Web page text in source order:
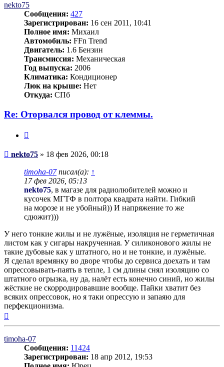
nekto75
Сообщения: 427
Зарегистрирован: 16 сен 2011, 10:41
Полное имя: Михаил
Автомобиль: FFn Trend
Двигатель: 1.6 Бензин
Трансмиссия: Механическая
Год выпуска: 2006
Климатика: Кондиционер
Люк на крыше: Нет
Откуда: СПб
Re: Оторвался провод от клеммы.
Сообщение
nekto75 » 18 фев 2026, 00:18
timoha-07писал(а): ↑
17 фев 2026, 05:13
nekto75, в магазе для радиолюбителей можно и
кусочек МГТФ в полтора квадрата найти. Гибкий
на морозе и не убойный)) И напряжение то же
сдюжит)))
У него тонкие жилы и не лужёные, изоляция не герметичная
листом как у сигары накрученная. У силиконового жилы не
такие дубовые как у штатного, но и не тонкие, и лужёные.
Я сделал времянку во дворе чтобы до сервиса доехать и там
опрессовывать-паять в тепле, 1 см длины снял изоляцию со
штатного огрызка, ну да, налёт есть конечно синий, но жилы
жёсткие не скорродировавшие вообще. Пайки хватит без
всяких опрессовок, но я таки опрессую и запаяю для
перфекционизма.
timoha-07
Сообщения: 11424
Зарегистрирован: 18 апр 2012, 19:53